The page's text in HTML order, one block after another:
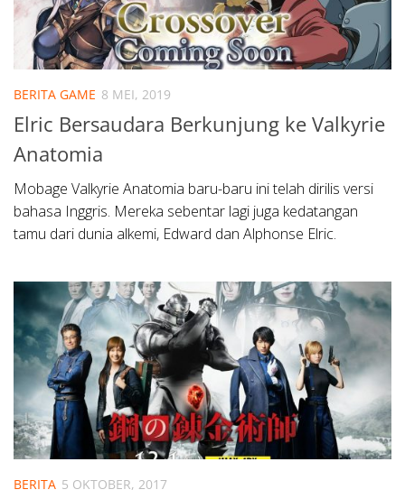
BERITA GAME 8 MEI, 2019
Elric Bersaudara Berkunjung ke Valkyrie
Anatomia
Mobage Valkyrie Anatomia baru-baru ini telah dirilis versi
bahasa Inggris. Mereka sebentar lagi juga kedatangan
tamu dari dunia alkemi, Edward dan Alphonse Elric.
BERITA 5 OKTOBER, 2017